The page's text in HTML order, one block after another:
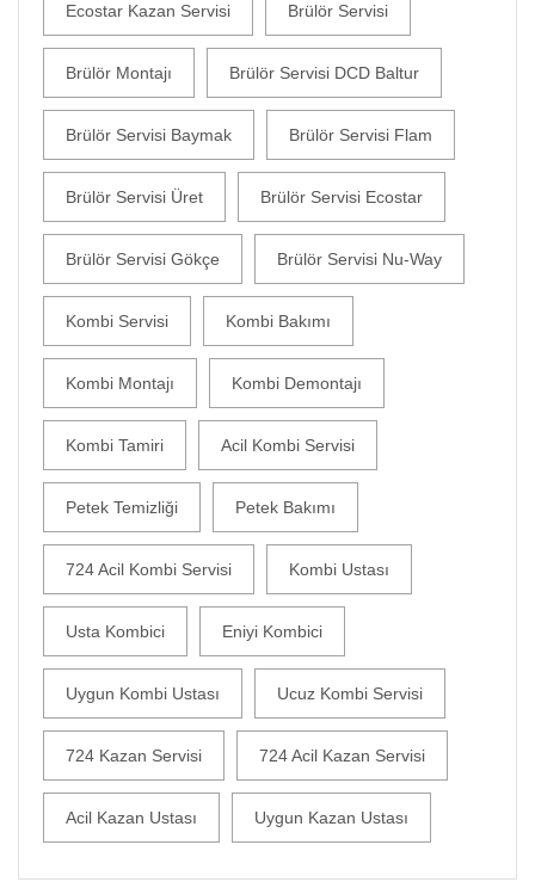
Ecostar Kazan Servisi Brülör Servisi
Brülör Montajı Brülör Servisi DCD Baltur
Brülör Servisi Baymak Brülör Servisi Flam
Brülör Servisi Üret Brülör Servisi Ecostar
Brülör Servisi Gökçe Brülör Servisi Nu-Way
Kombi Servisi Kombi Bakımı
Kombi Montajı Kombi Demontajı
Kombi Tamiri Acil Kombi Servisi
Petek Temizliği Petek Bakımı
724 Acil Kombi Servisi Kombi Ustası
Usta Kombici Eniyi Kombici
Uygun Kombi Ustası Ucuz Kombi Servisi
724 Kazan Servisi 724 Acil Kazan Servisi
Acil Kazan Ustası Uygun Kazan Ustası